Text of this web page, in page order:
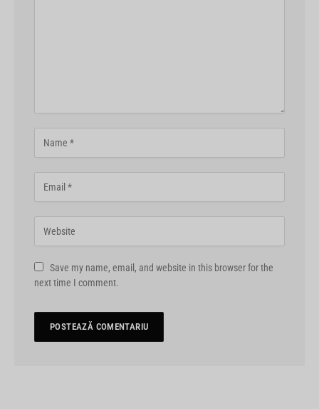
Save my name, email, and website in this browser for the
next time I comment.